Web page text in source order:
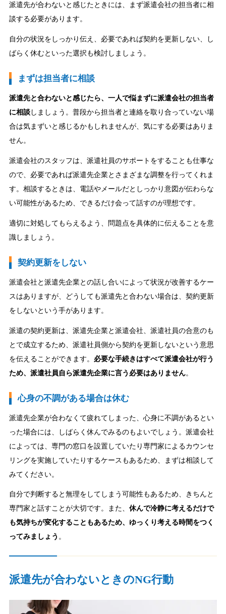
派遣先が合わないと感じたときには、まず派遣会社の担当者に相
談する必要があります。
自分の状況をしっかり伝え、必要であれば契約を更新しない、し
ばらく休むといった選択も検討しましょう。
まずは担当者に相談
派遣先と合わないと感じたら、一人で悩まずに派遣会社の担当者
に相談しましょう。普段から担当者と連絡を取り合っていない場
合は気まずいと感じるかもしれませんが、気にする必要はありま
せん。
派遣会社のスタッフは、派遣社員のサポートをすることも仕事な
ので、必要であれば派遣先企業とさまざまな調整を行ってくれま
す。相談するときは、電話やメールだとしっかり意図が伝わらな
い可能性があるため、できるだけ会って話すのが理想です。
適切に対処してもらえるよう、問題点を具体的に伝えることを意
識しましょう。
契約更新をしない
派遣会社と派遣先企業との話し合いによって状況が改善するケー
スはありますが、どうしても派遣先と合わない場合は、契約更新
をしないという手があります。
派遣の契約更新は、派遣先企業と派遣会社、派遣社員の合意のも
とで成立するため、派遣社員側から契約を更新しないという意思
を伝えることができます。 必要な手続きはすべて派遣会社が行う
ため、派遣社員自ら派遣先企業に言う必要はありません。
心身の不調がある場合は休む
派遣先企業が合わなくて疲れてしまった、心身に不調があるとい
った場合には、しばらく休んでみるのもよいでしょう。派遣会社
によっては、専門の窓口を設置していたり専門家によるカウンセ
リングを実施していたりするケースもあるため、まずは相談して
みてください。
自分で判断すると無理をしてしまう可能性もあるため、きちんと
専門家と話すことが大切です。また、 休んで冷静に考えるだけで
も気持ちが変化することもあるため、ゆっくり考える時間をつく
ってみましょう 。
派遣先が合わないときのNG行動